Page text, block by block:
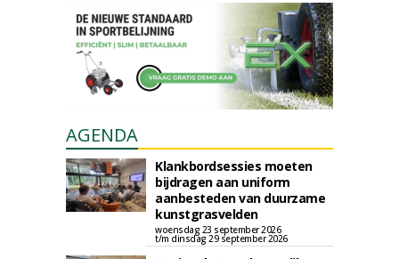
AGENDA
Klankbordsessies moeten
bijdragen aan uniform
aanbesteden van duurzame
kunstgrasvelden
woensdag 23 september 2026
t/m dinsdag 29 september 2026